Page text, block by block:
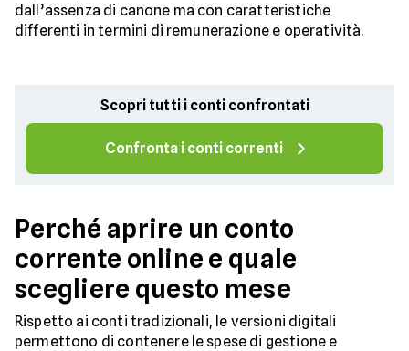
dall’assenza di canone ma con caratteristiche
differenti in termini di remunerazione e operatività.
Scopri tutti i conti confrontati
Confronta i conti correnti
Perché aprire un conto
corrente online e quale
scegliere questo mese
Rispetto ai conti tradizionali, le versioni digitali
permettono di contenere le spese di gestione e